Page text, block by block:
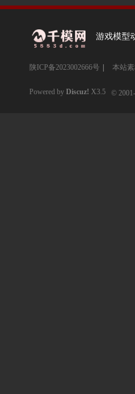
游戏模型
陕ICP备2023002666号 本站
Powered by Discuz! X3.5 ©